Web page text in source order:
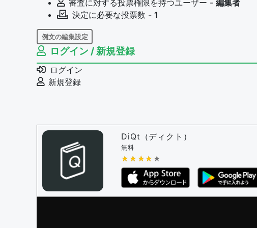
審査に対する投票権限を持つユーザー - 編集者
決定に必要な投票数 - 1
例文の編集設定
例文の編集権限を持つユーザー -
例文の削除を審査する
審査に対する投票権限を持つユーザー -
決定に必要な投票数 -
問題の編集権限を持つユーザー -すべてのユーザー
審査に対する投票権限を持つユーザー -
決定に必要な投票数 -
編集ガイドライン
ログイン / 新規登録
ログイン
新規登録
DiQt（ディクト）
無料
★★★★★
★★★★★